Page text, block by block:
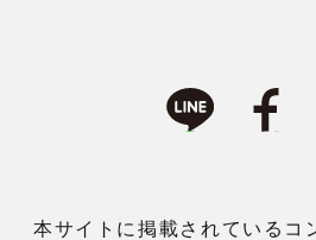
本サイトに掲載されているコ